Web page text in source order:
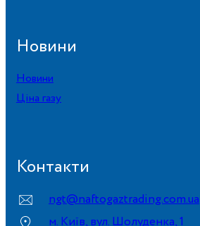
Новини
Новини
Ціна газу
Контакти
ngt@naftogaztrading.com.ua
м. Київ, вул. Шолуденка, 1